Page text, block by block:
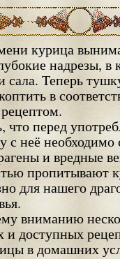
курица
надрезы, в
сала. Теперь
в
что перед
неё необходимо
и вредные
пропитывают
для нашего
вниманию
доступных
в домашних